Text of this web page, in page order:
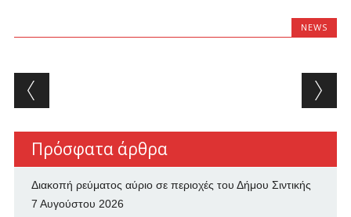
NEWS
Post navigation
Πρόσφατα άρθρα
Διακοπή ρεύματος αύριο σε περιοχές του Δήμου Σιντικής
7 Αυγούστου 2026